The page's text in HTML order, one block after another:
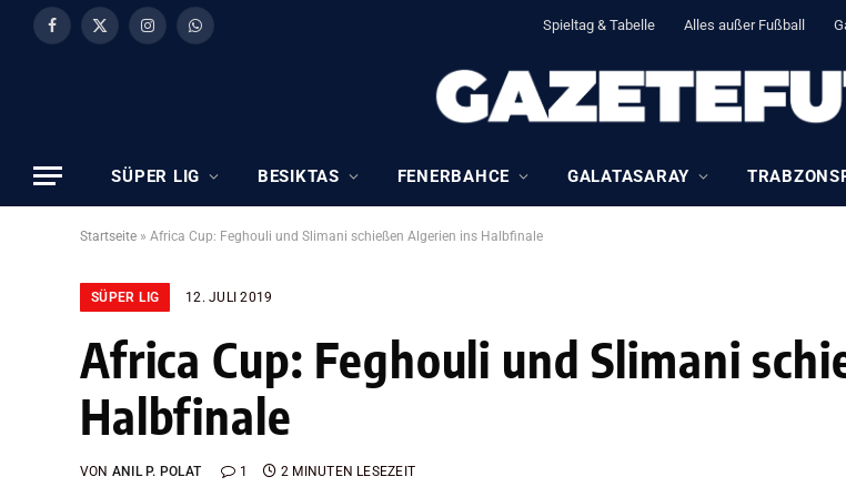
Facebook
X
InstagramWhatsApp Spieltag & Tabelle Alles außer Fußball
SÜPER LIG BESIKTAS FENERBAHCE GALATASARAY
Startseite » Africa Cup: Feghouli und Slimani schießen Algerien ins Halbfinale
SÜPER LIG 12. JULI 2019
Africa Cup: Feghouli und Slimani
Halbfinale
VON ANIL P. POLAT 1 2 MINUTEN LESEZEIT